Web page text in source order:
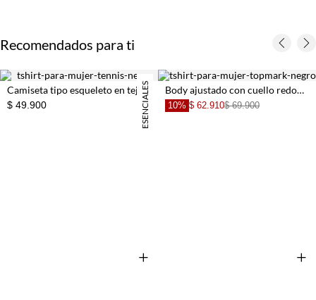
Recomendados para ti
ESENCIALES
+
Camiseta tipo esqueleto en tejido liviano negra para mujer
$ 49.900
+
Body ajustado con cuello redondo en algodón negro para mujer
10% $ 62.910$ 69.900